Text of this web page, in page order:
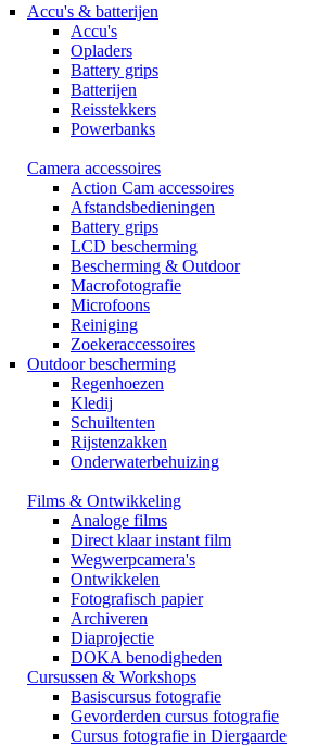
Accu's & batterijen
Accu's
Opladers
Battery grips
Batterijen
Reisstekkers
Powerbanks
Camera accessoires
Action Cam accessoires
Afstandsbedieningen
Battery grips
LCD bescherming
Bescherming & Outdoor
Macrofotografie
Microfoons
Reiniging
Zoekeraccessoires
Outdoor bescherming
Regenhoezen
Kledij
Schuiltenten
Rijstenzakken
Onderwaterbehuizing
Films & Ontwikkeling
Analoge films
Direct klaar instant film
Wegwerpcamera's
Ontwikkelen
Fotografisch papier
Archiveren
Diaprojectie
DOKA benodigheden
Cursussen & Workshops
Basiscursus fotografie
Gevorderden cursus fotografie
Cursus fotografie in Diergaarde